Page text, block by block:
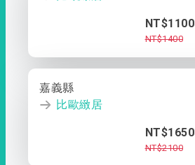
NT$1100
NT$1400
嘉義縣
比歐緻居
NT$1650
NT$2100